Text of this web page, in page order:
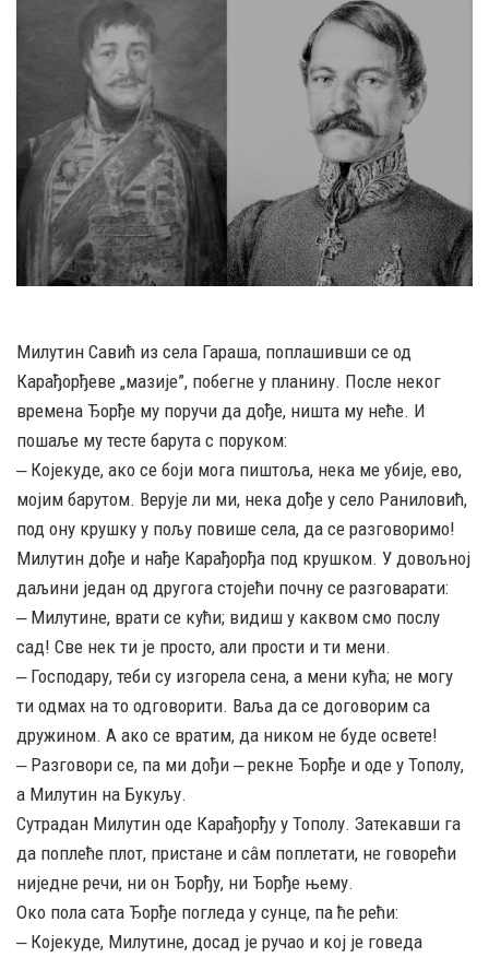
Милутин Савић из села Гараша, поплашивши се од
Карађорђеве „мазије”, побегне у планину. После неког
времена Ђорђе му поручи да дође, ништа му неће. И
пошаље му тесте барута с поруком:
‒ Којекуде, ако се боји мога пиштоља, нека ме убије, ево,
мојим барутом. Верује ли ми, нека дође у село Раниловић,
под ону крушку у пољу повише села, да се разговоримо!
Милутин дође и нађе Карађорђа под крушком. У довољној
даљини један од другога стојећи почну се разговарати:
‒ Милутине, врати се кући; видиш у каквом смо послу
сад! Све нек ти је просто, али прости и ти мени.
‒ Господару, теби су изгорела сена, а мени кућа; не могу
ти одмах на то одговорити. Ваља да се договорим са
дружином. А ако се вратим, да ником не буде освете!
‒ Разговори се, па ми дођи ‒ рекне Ђорђе и оде у Тополу,
а Милутин на Букуљу.
Сутрадан Милутин оде Карађорђу у Тополу. Затекавши га
да поплеће плот, пристане и сâм поплетати, не говорећи
ниједне речи, ни он Ђорђу, ни Ђорђе њему.
Око пола сата Ђорђе погледа у сунце, па ће рећи:
‒ Којекуде, Милутине, досад је ручао и кој је говеда